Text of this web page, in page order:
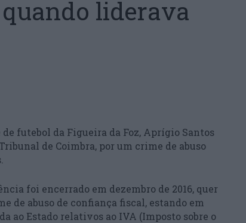
liderava
futebol da Figueira da Foz, Aprígio Santos
de Coimbra, por um crime de abuso
foi encerrado em dezembro de 2016, quer
de abuso de confiança fiscal, estando em
ao Estado relativos ao IVA (Imposto sobre o